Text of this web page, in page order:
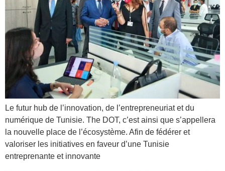
Le futur hub de l’innovation, de l’entrepreneuriat et du
numérique de Tunisie. The DOT, c’est ainsi que s’appellera
la nouvelle place de l’écosystème. Afin de fédérer et
valoriser les initiatives en faveur d’une Tunisie
entreprenante et innovante